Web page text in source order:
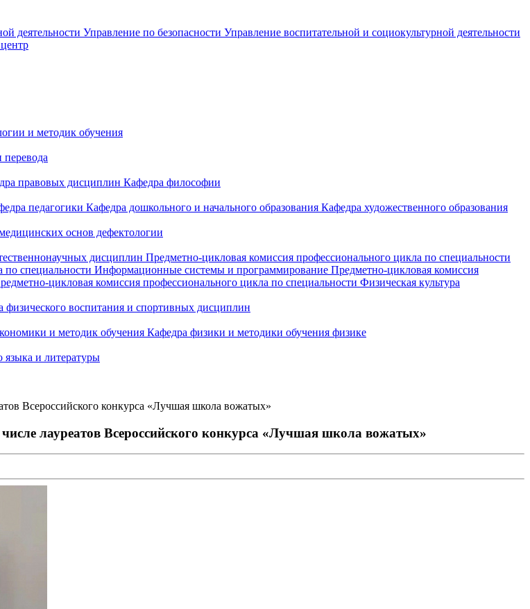
деятельности Управление по безопасности Управление воспитательной и социокультурной деятельности
и методик обучения
правовых дисциплин Кафедра философии
педагогики Кафедра дошкольного и начального образования Кафедра художественного образования
основ дефектологии
дисциплин Предметно-цикловая комиссия профессионального цикла по специальности
по специальности Информационные системы и программирование Предметно-цикловая комиссия
цикловая комиссия профессионального цикла по специальности Физическая культура
физического воспитания и спортивных дисциплин
и методик обучения Кафедра физики и методики обучения физике
языка и литературы
Всероссийского конкурса «Лучшая школа вожатых»
лауреатов Всероссийского конкурса «Лучшая школа вожатых»